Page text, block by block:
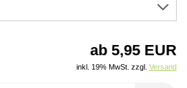
ab 5,95 EUR
inkl. 19% MwSt. zzgl. Versand